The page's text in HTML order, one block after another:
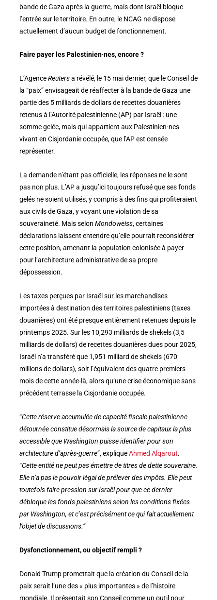
bande de Gaza après la guerre, mais dont Israël bloque
l’entrée sur le territoire. En outre, le NCAG ne dispose
actuellement d’aucun budget de fonctionnement.
Faire payer les Palestinien·nes, encore ?
L’AgenceReutersa révélé, le 15 mai dernier, que le Conseil de
la “paix” envisageait de réaffecter à la bande de Gaza une
partie des 5 milliards de dollars de recettes douanières
retenus à l’Autorité palestinienne (AP) par Israël : une
somme gelée, mais qui appartient aux Palestinien·nes
vivant en Cisjordanie occupée, que l’AP est censée
représenter.
La demande n’étant pas officielle, les réponses ne le sont
pas non plus. L’AP a jusqu’ici toujours refusé que ses fonds
gelés ne soient utilisés, y compris à des fins qui profiteraient
aux civils de Gaza, y voyant une violation de sa
souveraineté. Mais selon Mondoweiss, certaines
déclarations laissent entendre qu’elle pourrait reconsidérer
cette position, amenant la population colonisée à payer
pour l’architecture administrative de sa propre
dépossession.
Les taxes perçues par Israël sur les marchandises
importées à destination des territoires palestiniens (taxes
douanières) ont été presque entièrement retenues depuis le
printemps 2025. Sur les 10,293 milliards de shekels (3,5
milliards de dollars) de recettes douanières dues pour 2025,
Israël n’a transféré que 1,951 milliard de shekels (670
millions de dollars), soit l’équivalent des quatre premiers
mois de cette année-là, alors qu’une crise économique sans
précédent terrasse la Cisjordanie occupée.
“Cette réserve accumulée de capacité fiscale palestinienne
détournée constitue désormais la source de capitaux la plus
accessible que Washington puisse identifier pour son
architecture d’après-guerre”, expliqueAhmed Alqarout.
“Cette entité ne peut pas émettre de titres de dette souveraine.
Elle n’a pas le pouvoir légal de prélever des impôts. Elle peut
toutefois faire pression sur Israël pour que ce dernier
débloque les fonds palestiniens selon les conditions fixées
par Washington, et c’est précisément ce qui fait actuellement
l’objet de discussions.”
Dysfonctionnement, ou objectif rempli ?
Donald Trump promettait que la création du Conseil de la
paix serait l’une des « plus importantes » de l’histoire
mondiale. Il présentait son Conseil comme un outil pour